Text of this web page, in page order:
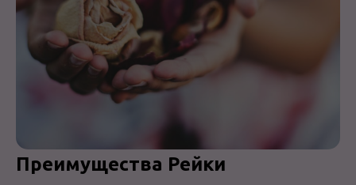
Преимущества Рейки